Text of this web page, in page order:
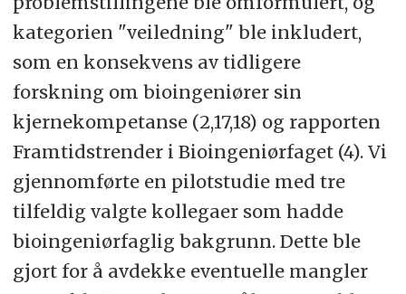
overordnete kategorier;
pasientrelaterte utfordringer,
organisatoriske/psykososiale forhold,
analysering/kvalitetssikring og
bioingeniøren i fremtiden. Innen
hver kategori var det flere viktige
tema, fire av disse skilte seg ut med
en høyere svarrespons enn andre;
relasjonsaspektet, informasjon,
kategorien "veiledning" ble inkludert,
som en konsekvens av tidligere
forskning om bioingeniører sin
kjernekompetanse (2,17,18) og rapporten
Framtidstrender i Bioingeniørfaget (4). Vi
gjennomførte en pilotstudie med tre
tilfeldig valgte kollegaer som hadde
bioingeniørfaglig bakgrunn. Dette ble
gjort for å avdekke eventuelle mangler